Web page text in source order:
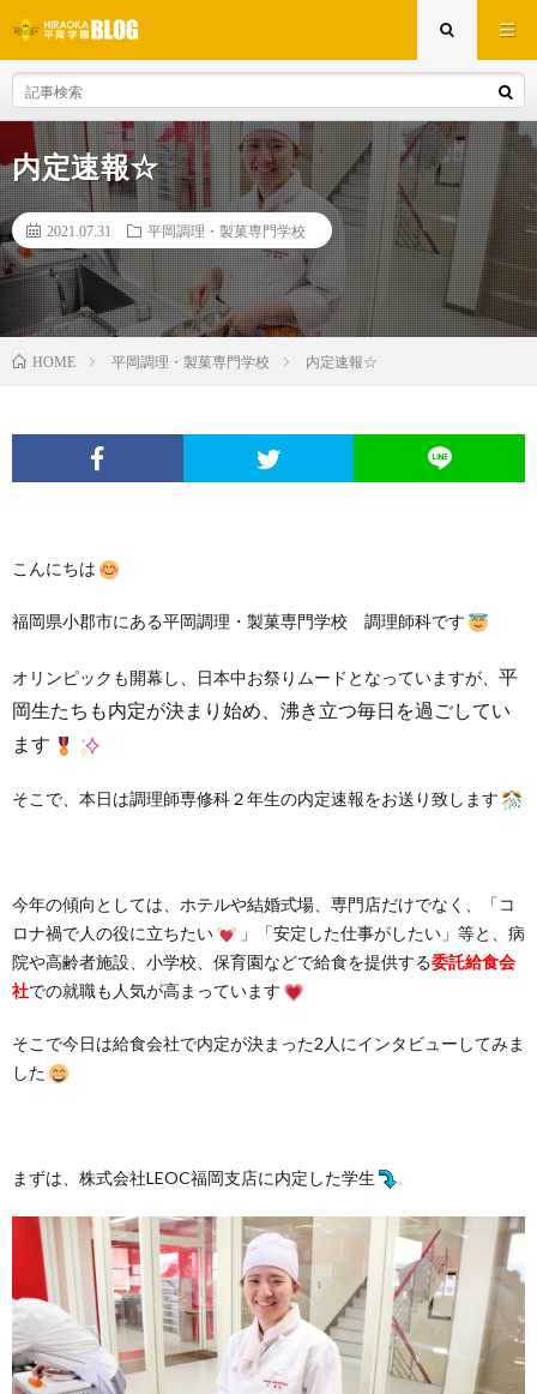
内定速報☆
2021.07.31 平岡調理・製菓専門学校
HOME 平岡調理・製菓専門学校 内定速報☆
こんにちは
福岡県小郡市にある平岡調理・製菓専門学校 調理師科です
オリンピックも開幕し、日本中お祭りムードとなっていますが、 平
岡生たちも内定が決まり始め、沸き立つ毎日を過ごしてい
ます
そこで、本日は調理師専修科２年生の内定速報をお送り致します
今年の傾向としては、ホテルや結婚式場、専門店だけでなく、「コ
ロナ禍で人の役に立ちたい
」「安定した仕事がしたい」等と、病
院や高齢者施設、小学校、保育園などで給食を提供する委託給食会
社での就職も人気が高まっています
そこで今日は給食会社で内定が決まった2人にインタビューしてみま
した
まずは、株式会社LEOC福岡支店に内定した学生